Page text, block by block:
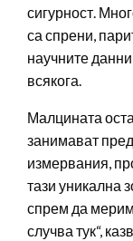
сигурност.
са спрени,
научните
всякога.
Малцината
занимават
измервания,
тази уникална
спрем да
случва тук“,